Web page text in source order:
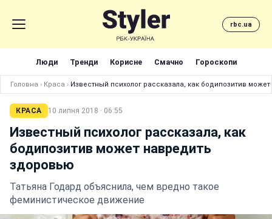
rbc.ua
Люди Тренди Корисне Смачно Гороскопи
Головна › Краса › Известный психолог рассказала, как бодипозитив
КРАСА 10 липня 2018 · 06:55
Известный психолог рассказала, как
бодипозитив может навредить
здоровью
Татьяна Годард объяснила, чем вредно такое
феминистическое движение